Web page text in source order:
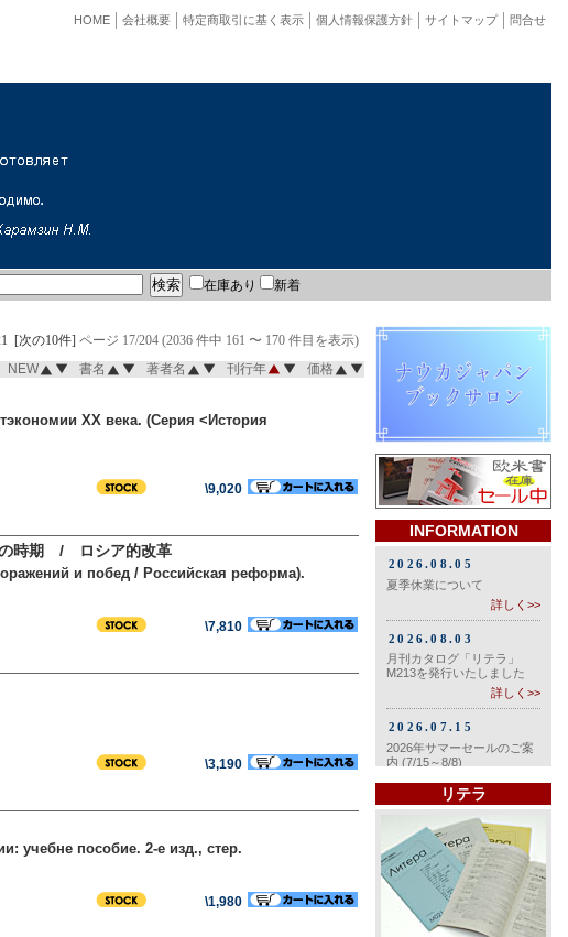
問合せ
サイトマップ
個人情報保護方針
特定商取引に基く表示
会社概要
HOME
在庫あり 新着
[次の10件] ページ 17/204 (2036 件中 161 〜 170 件目を表示)
書名 著者名 刊行年 価格
ХХ века. (Серия <История
\9,020
時期 / ロシア的改革
и побед / Российская реформа).
\7,810
\3,190
учебне пособие. 2-е изд., стер.
\1,980
INFORMATION
リテラ